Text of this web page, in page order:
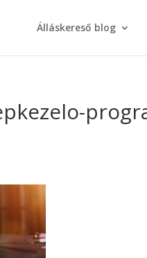
Álláskereső blog